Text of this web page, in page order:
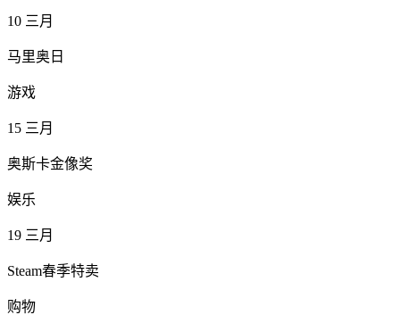
10 三月
马里奥日
游戏
15 三月
奥斯卡金像奖
娱乐
19 三月
Steam春季特卖
购物